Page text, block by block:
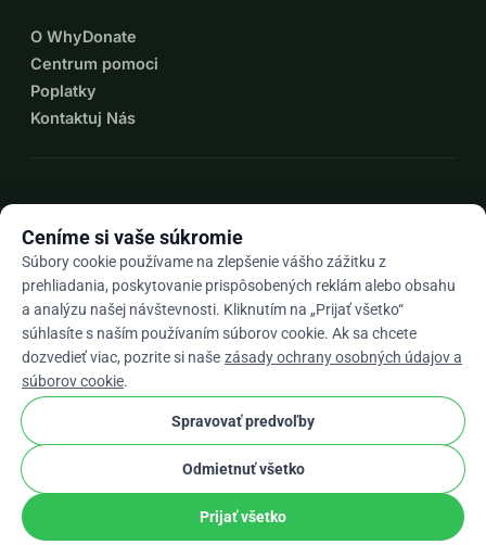
O WhyDonate
Centrum pomoci
Poplatky
Kontaktuj Nás
Skarrow_drop_down
★★★★★4,9 / 5 na základe 500+ recenzií
WhyDonate
Súkromie a cookies
Obchodné podmienky
stripe checkOverený Partner
Ceníme si vaše súkromie
Súbory cookie používame na zlepšenie vášho zážitku z
prehliadania, poskytovanie prispôsobených reklám alebo obsahu
a analýzu našej návštevnosti. Kliknutím na „Prijať všetko“
súhlasíte s naším používaním súborov cookie. Ak sa chcete
dozvedieť viac, pozrite si naše zásady ochrany osobných údajov a
súborov cookie.
Spravovať predvoľby
Odmietnuť všetko
Prijať všetko